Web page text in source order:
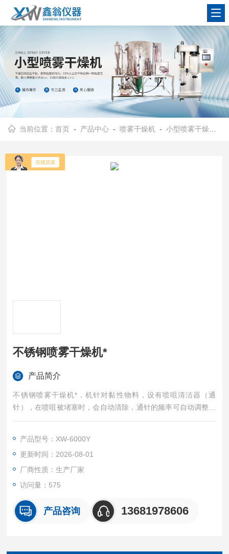
查看更多
当前位置：首页 - 产品中心 -喷雾干燥机 -小型喷雾干燥机
不锈钢喷雾干燥机*
产品简介
不锈钢喷雾干燥机*，机针对黏性物料，设有喷咀清洁器（通
针），在喷咀被堵塞时，会自动清除，通针的频率可自动调整。
创新的塔壁吹扫装置，物料回收率更高。
产品型号：XW-6000Y
更新时间：2026-08-01
厂商性质：生产厂家
访问量：575
产品咨询 13681978606